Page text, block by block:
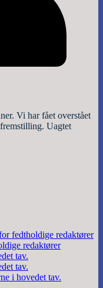
Vi har fået overstået
Uagtet
fedtholdige redaktører
redaktører
tav.
tav.
i hovedet tav.